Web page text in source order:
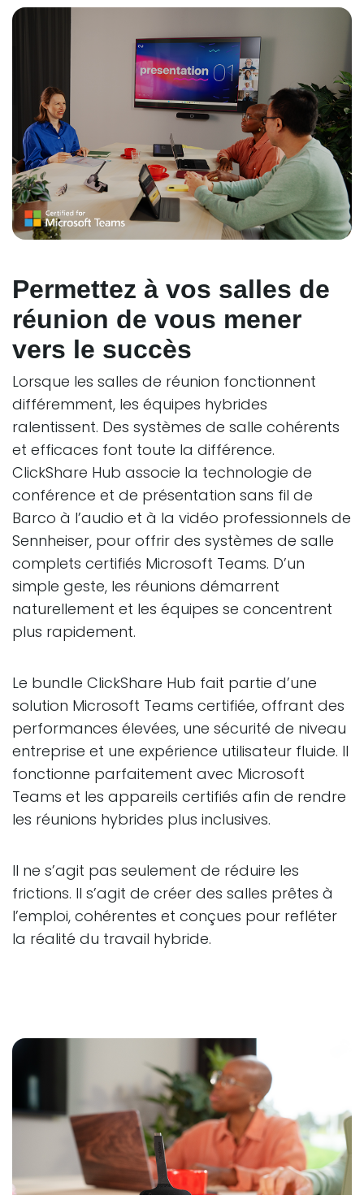
Permettez à vos salles de
réunion de vous mener
vers le succès
Lorsque les salles de réunion fonctionnent
différemment, les équipes hybrides
ralentissent. Des systèmes de salle cohérents
et efficaces font toute la différence.
ClickShare Hub associe la technologie de
conférence et de présentation sans fil de
Barco à l’audio et à la vidéo professionnels de
Sennheiser, pour offrir des systèmes de salle
complets certifiés Microsoft Teams. D’un
simple geste, les réunions démarrent
naturellement et les équipes se concentrent
plus rapidement.
Le bundle ClickShare Hub fait partie d’une
solution Microsoft Teams certifiée, offrant des
performances élevées, une sécurité de niveau
entreprise et une expérience utilisateur fluide. Il
fonctionne parfaitement avec Microsoft
Teams et les appareils certifiés afin de rendre
les réunions hybrides plus inclusives.
Il ne s’agit pas seulement de réduire les
frictions. Il s’agit de créer des salles prêtes à
l’emploi, cohérentes et conçues pour refléter
la réalité du travail hybride.